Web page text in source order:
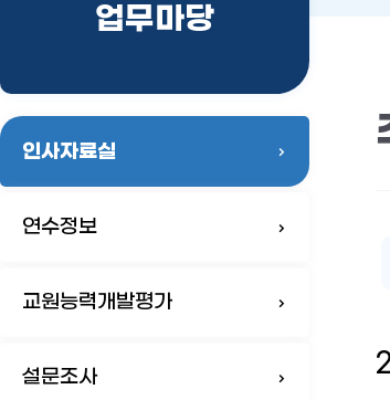
업무마당
인사자료실
연수정보
교원능력개발평가
설문조사